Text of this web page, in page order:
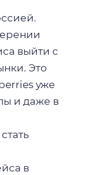
выйти с
Это
уже
и даже в
в